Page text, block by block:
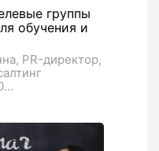
группы
обучения и
PR-директор,